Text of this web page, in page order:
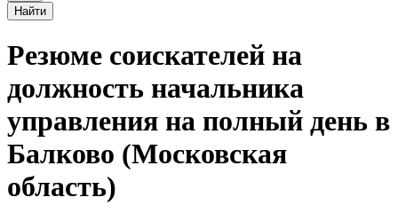
Найти
Резюме соискателей на
должность начальника
управления на полный день в
Балково (Московская
область)